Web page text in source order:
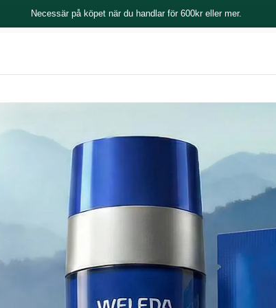
Necessär på köpet när du handlar för 600kr eller mer.